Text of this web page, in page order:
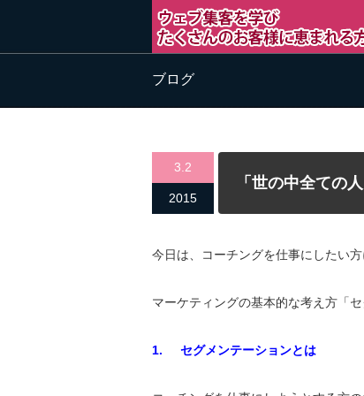
ブログ
3.2
2015
「世の中全ての
今日は、コーチングを仕事にしたい方
マーケティングの基本的な考え方「
1. セグメンテーションとは